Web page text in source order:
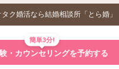
簡単3分!
・カウンセリングを予約する
タク婚活なら結婚相談所「とら婚」